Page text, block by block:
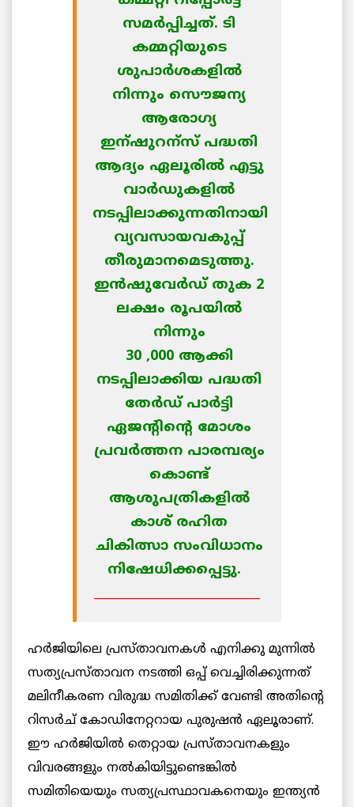
സമര്‍പ്പിച്ചത്. ടി
കമ്മറ്റിയുടെ
ശുപാര്‍ശകളില്‍
നിന്നും സൌജന്യ
ആരോഗ്യ
ഇന്ഷുറന്സ് പദ്ധതി
ആദ്യം ഏലൂരില്‍ എട്ടു
വാര്‍ഡുകളില്‍
നടപ്പിലാക്കുന്നതിനായി
വ്യവസായവകുപ്പ്
തീരുമാനമെടുത്തു.
ഇന്‍ഷുവേര്‍ഡ് തുക 2
ലക്ഷം രൂപയില്‍
നിന്നും
30 ,000 ആക്കി
നടപ്പിലാക്കിയ പദ്ധതി
തേര്‍ഡ് പാര്‍ട്ടി
ഏജന്റിന്റെ മോശം
പ്രവര്‍ത്തന പാരമ്പര്യം
കൊണ്ട്
ആശുപത്രികളില്‍
കാശ് രഹിത
ചികിത്സാ സംവിധാനം
നിഷേധിക്കപ്പെട്ടു.
______________________________
ഹര്‍ജിയിലെ പ്രസ്താവനകള്‍ എനിക്കു മുന്നില്‍
സത്യപ്രസ്താവന നടത്തി ഒപ്പ് വെച്ചിരിക്കുന്നത്
മലിനീകരണ വിരുദ്ധ സമിതിക്ക് വേണ്ടി അതിന്റെ
റിസര്‍ച് കോഡിനേറ്ററായ പുരുഷന്‍ ഏലൂരാണ്.
ഈ ഹര്‍ജിയില്‍ തെറ്റായ പ്രസ്താവനകളും
വിവരങ്ങളും നല്‍കിയിട്ടുണ്ടെങ്കില്‍
സമിതിയെയും സത്യപ്രസ്ഥാവകനെയും ഇന്ത്യന്‍